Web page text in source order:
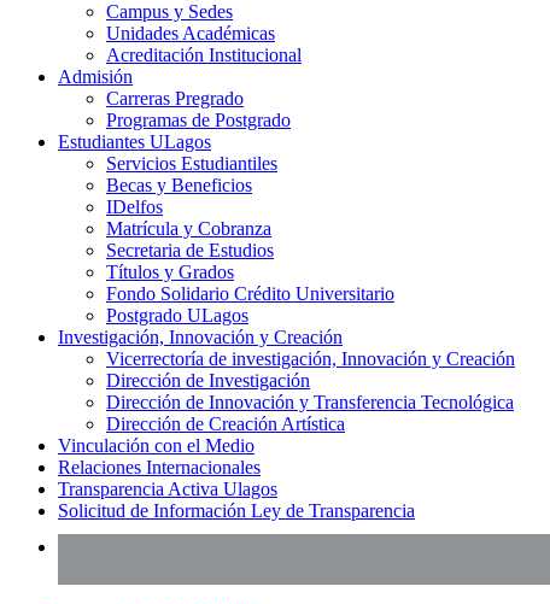
Campus y Sedes
Unidades Académicas
Acreditación Institucional
Admisión
Carreras Pregrado
Programas de Postgrado
Estudiantes ULagos
Servicios Estudiantiles
Becas y Beneficios
IDelfos
Matrícula y Cobranza
Secretaria de Estudios
Títulos y Grados
Fondo Solidario Crédito Universitario
Postgrado ULagos
Investigación, Innovación y Creación
Vicerrectoría de investigación, Innovación y Creación
Dirección de Investigación
Dirección de Innovación y Transferencia Tecnológica
Dirección de Creación Artística
Vinculación con el Medio
Relaciones Internacionales
Transparencia Activa Ulagos
Solicitud de Información Ley de Transparencia